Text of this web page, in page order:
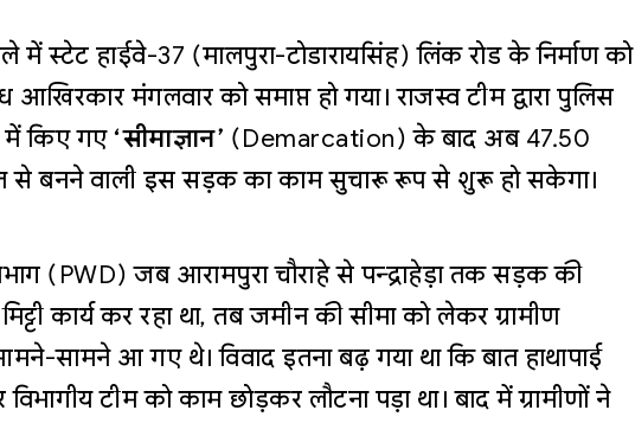
में स्टेट हाईवे-37 (मालपुरा-टोडारायसिंह) लिंक रोड के निर्माण को
मंगलवार को समाप्त हो गया। राजस्व टीम द्वारा पुलिस
में किए गए‘सीमाज्ञान’ (Demarcation) के बाद अब 47.50
से बनने वाली इस सड़क का काम सुचारू रूप से शुरू हो सकेगा।
(PWD) जब आरामपुरा चौराहे से पन्द्राहेड़ा तक सड़क की
कार्य कर रहा था, तब जमीन की सीमा को लेकर ग्रामीण
सामने आ गए थे। विवाद इतना बढ़ गया था कि बात हाथापाई
टीम को काम छोड़कर लौटना पड़ा था। बाद में ग्रामीणों ने